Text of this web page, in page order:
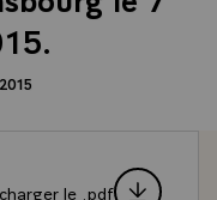
le .pdf